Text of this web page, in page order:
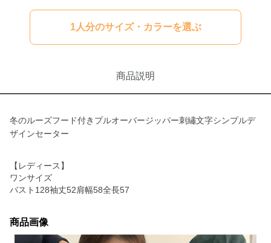
1人分のサイズ・カラーを選ぶ
商品説明
冬のルーズフード付きプルオーバージッパー刺繡文字シンプルデ
ザインセーター
【レディース】
ワンサイズ
バスト128袖丈52肩幅58全長57
商品画像